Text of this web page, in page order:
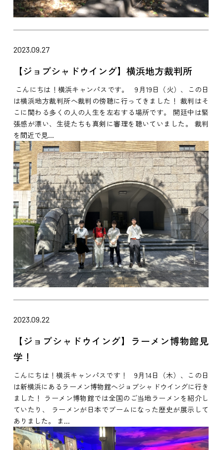
2023.09.27
【ジョブシャドウイング】横浜地方裁判所
こんにちは！横浜キャンパスです。 9月19日（火）、この日
は横浜地方裁判所へ裁判の傍聴に行ってきました！ 裁判はそ
こに関わる多くの人の人生を左右する場所です。 開廷中は緊
張感が漂い、生徒たちも真剣に審理を聴いていました。 裁判
を間近で見...
2023.09.22
【ジョブシャドウイング】ラーメン博物館見
学！
こんにちは！横浜キャンパスです！ 9月14日（木）、この日
は新横浜にあるラーメン博物館へジョブシャドウイングに行き
ました！ ラーメン博物館では全国のご当地ラーメンを紹介し
ていたり、 ラーメンが日本でブームになった歴史が展示して
ありました。 ま...